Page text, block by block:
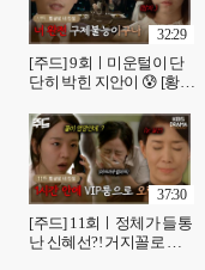
[주드] 9회ㅣ미운털이 단
단히 박힌 지안이 😰 [황금
32:29
[주드] 11회ㅣ정체가 들통
난 신혜선?! 거지꼴로 있
37:30